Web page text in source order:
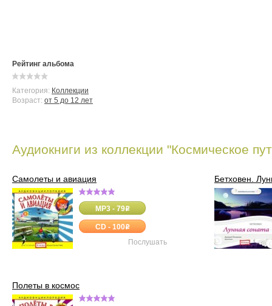
Рейтинг альбома
Категория: Коллекции
Возраст: от 5 до 12 лет
Аудиокниги из коллекции "Космическое
Самолеты и авиация
MP3 - 79o
CD - 100o
Послушать
Бетховен.
Полеты в космос